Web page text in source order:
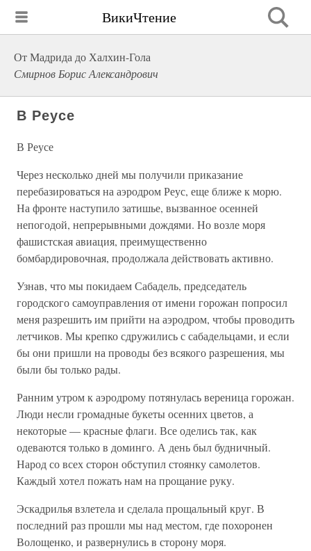
ВикиЧтение
От Мадрида до Халхин-Гола
Смирнов Борис Александрович
В Реусе
В Реусе
Через несколько дней мы получили приказание
перебазироваться на аэродром Реус, еще ближе к морю.
На фронте наступило затишье, вызванное осенней
непогодой, непрерывными дождями. Но возле моря
фашистская авиация, преимущественно
бомбардировочная, продолжала действовать активно.
Узнав, что мы покидаем Сабадель, председатель
городского самоуправления от имени горожан попросил
меня разрешить им прийти на аэродром, чтобы проводить
летчиков. Мы крепко сдружились с сабадельцами, и если
бы они пришли на проводы без всякого разрешения, мы
были бы только рады.
Ранним утром к аэродрому потянулась вереница горожан.
Люди несли громадные букеты осенних цветов, а
некоторые — красные флаги. Все оделись так, как
одеваются только в доминго. А день был будничный.
Народ со всех сторон обступил стоянку самолетов.
Каждый хотел пожать нам на прощание руку.
Эскадрилья взлетела и сделала прощальный круг. В
последний раз прошли мы над местом, где похоронен
Волощенко, и развернулись в сторону моря.